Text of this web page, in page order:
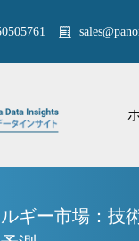
ギー市場：技